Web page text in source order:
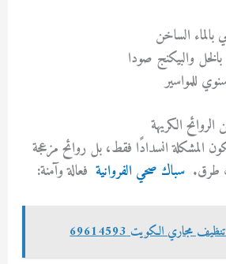
الساخن
والبيكنج صودا
للمواسير
الكريهة
المشكلة انسدادًا فقط، بل روائح مزعجة
طرق. سباك صحي الفروانية فعالة وآمنة:
مجاري الكويت 69614593